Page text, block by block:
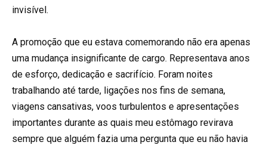
invisível.
A promoção que eu estava comemorando não era apenas
uma mudança insignificante de cargo. Representava anos
de esforço, dedicação e sacrifício. Foram noites
trabalhando até tarde, ligações nos fins de semana,
viagens cansativas, voos turbulentos e apresentações
importantes durante as quais meu estômago revirava
sempre que alguém fazia uma pergunta que eu não havia